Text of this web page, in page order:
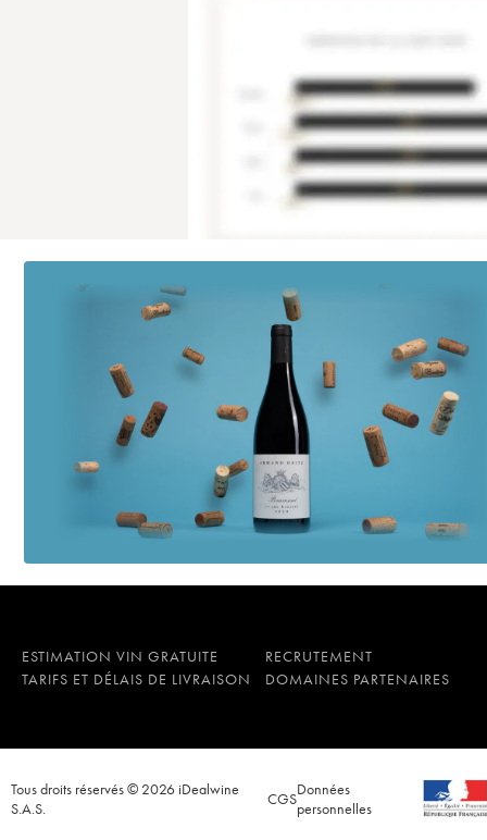
ESTIMATION VIN GRATUITE RECRUTEMENT
TARIFS ET DÉLAIS DE LIVRAISON
DOMAINES PARTENAIRES
Tous droits réservés © 2026 iDealwine
S.A.S.
CGSDonnées
personnelles